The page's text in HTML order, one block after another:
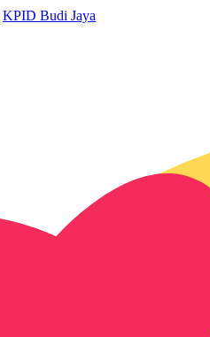
KPID Budi Jaya